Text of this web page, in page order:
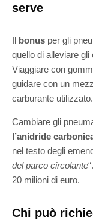
serve
Il bonus per gli
quello di alleviare
Viaggiare con
guidare con un
carburante utilizzato.
Cambiare gli
l’anidride
nel testo degli
del parco circolante
20 milioni di euro.
Chi può